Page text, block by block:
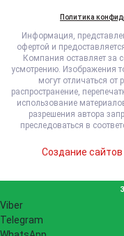
Политика
Информация,
офертой и
Компания оставляет за
усмотрению. Изображения
могут отличаться
распространение,
использование
разрешения автора
преследоваться в
Создание сайтов
Viber
Telegram